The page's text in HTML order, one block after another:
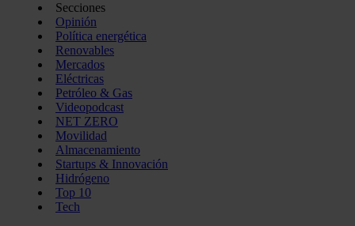
Secciones
Opinión
Política energética
Renovables
Mercados
Eléctricas
Petróleo & Gas
Videopodcast
NET ZERO
Movilidad
Almacenamiento
Startups & Innovación
Hidrógeno
Top 10
Tech